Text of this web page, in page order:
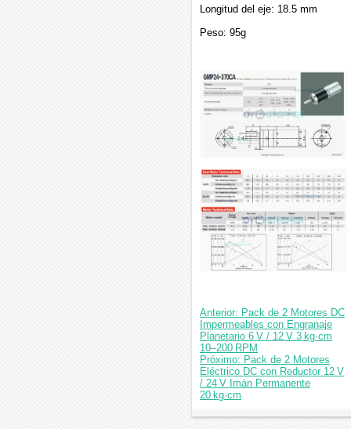
Longitud del eje: 18.5 mm
Peso: 95g
Anterior: Pack de 2 Motores DC
Impermeables con Engranaje
Planetario 6 V / 12 V 3 kg·cm
10–200 RPM
Próximo: Pack de 2 Motores
Eléctrico DC con Reductor 12 V
/ 24 V Imán Permanente
20 kg·cm